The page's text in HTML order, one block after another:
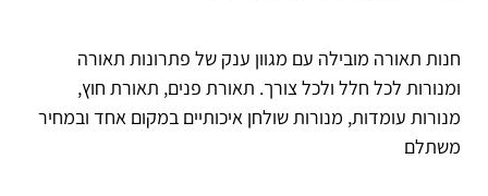
חנות תאורה מובילה עם מגוון ענק של פתרונות תאורה
ומנורות לכל חלל ולכל צורך. תאורת פנים, תאורת חוץ,
מנורות עומדות, מנורות שולחן איכותיים במקום אחד ובמחיר
משתלם